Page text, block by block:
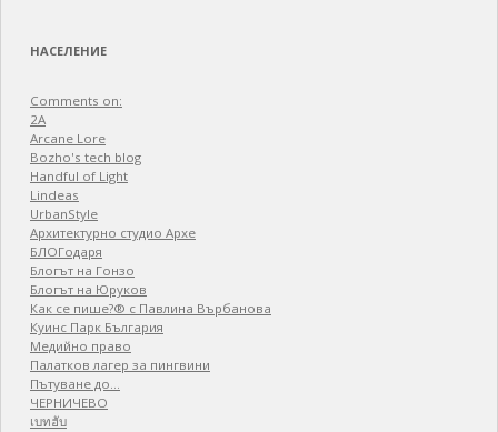
НАСЕЛЕНИЕ
Comments on:
2A
Arcane Lore
Bozho's tech blog
Handful of Light
Lindeas
UrbanStyle
Архитектурно студио Архе
БЛОГодаря
Блогът на Гонзо
Блогът на Юруков
Как се пише?® с Павлина Върбанова
Куинс Парк България
Медийно право
Палатков лагер зa пингвини
Пътуване до…
ЧЕРНИЧЕВО
เบทฮับ